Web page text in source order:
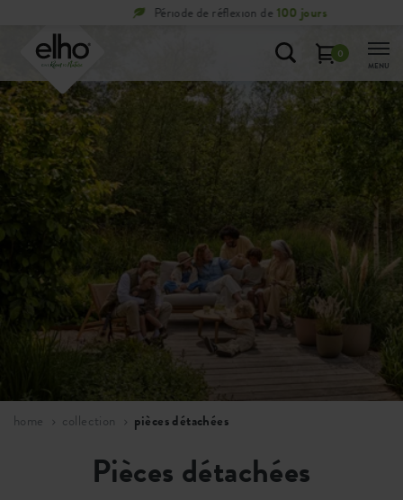
Période de réflexion de100 jours
0
MENU
home collection pièces détachées
Pièces détachées